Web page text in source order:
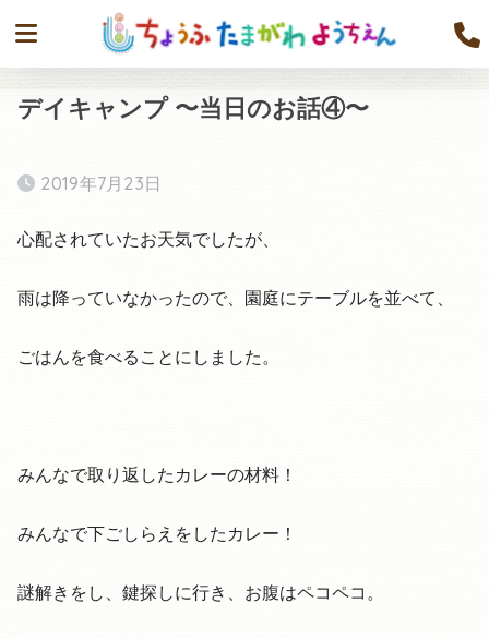
デイキャンプ 〜当日のお話④〜
2019年7月23日
心配されていたお天気でしたが、
雨は降っていなかったので、園庭にテーブルを並べて、
ごはんを食べることにしました。
みんなで取り返したカレーの材料！
みんなで下ごしらえをしたカレー！
謎解きをし、鍵探しに行き、お腹はペコペコ。